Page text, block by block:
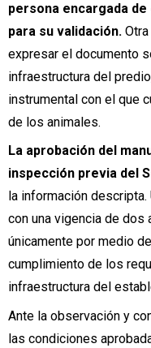
persona encargada
para su validación.
expresar el documento
infraestructura del
instrumental con el que
de los animales.
La aprobación del
inspección previa del
la información
con una vigencia de dos
únicamente por medio
cumplimiento de los
infraestructura del
Ante la observación y
las condiciones